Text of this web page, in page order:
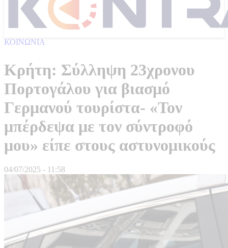
ΚΟΙΝΩΝΙΑ
Κρήτη: Σύλληψη 23χρονου
Πορτογάλου για βιασμό
Γερμανού τουρίστα- «Τον
μπέρδεψα με τον σύντροφό
μου» είπε στους αστυνομικούς
04/07/2025 - 11:58